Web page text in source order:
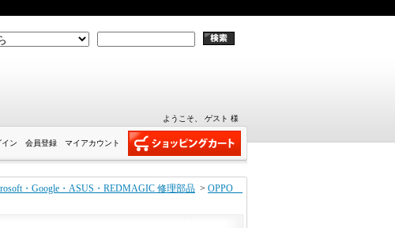
ようこそ、 ゲスト 様
マイアカウント
会員登録
イン
・Google・ASUS・REDMAGIC 修理部品 > OPPO